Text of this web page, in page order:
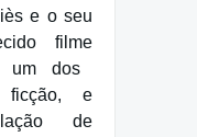
e o seu
filme
dos
ficção, e
de